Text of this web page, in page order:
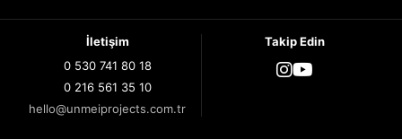
İletişim
0 530 741 80 18
0 216 561 35 10
hello@unmeiprojects.com.tr
Takip Edin